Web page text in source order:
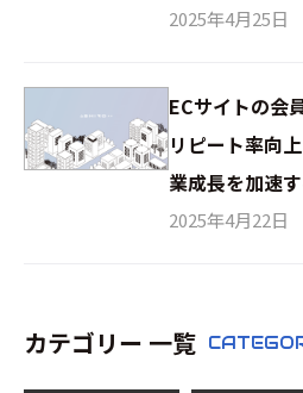
2025年4月25日
ECサイトの会
リピート率向
業成長を加速
2025年4月22日
カテゴリー 一覧